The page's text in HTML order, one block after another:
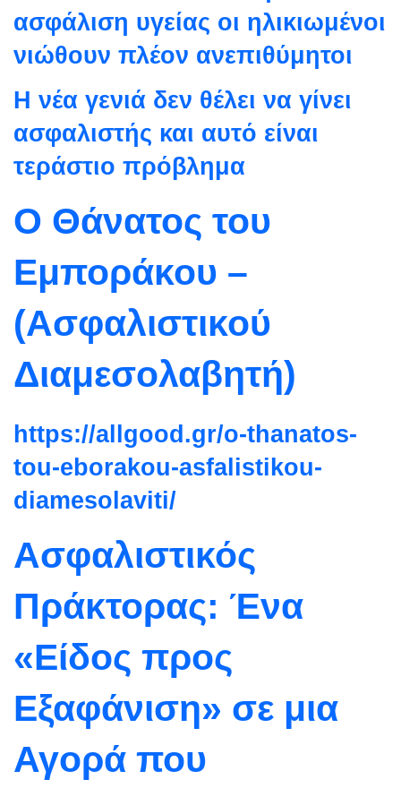
ασφάλιση υγείας οι ηλικιωμένοι
νιώθουν πλέον ανεπιθύμητοι
Η νέα γενιά δεν θέλει να γίνει
ασφαλιστής και αυτό είναι
τεράστιο πρόβλημα
Ο Θάνατος του
Εμποράκου –
(Ασφαλιστικού
Διαμεσολαβητή)
https://allgood.gr/o-thanatos-
tou-eborakou-asfalistikou-
diamesolaviti/
Ασφαλιστικός
Πράκτορας: Ένα
«Είδος προς
Εξαφάνιση» σε μια
Αγορά που